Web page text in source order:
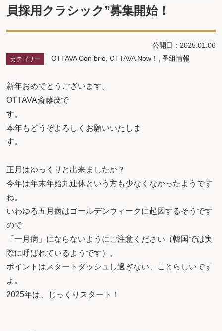
員採用クラシック”募集開始！
公開日：2025.01.06
カテゴリー OTTAVA Con brio ,OTTAVA Now！ ,番組情報
新年おめでとうございます。
OTTAVA斎藤茂で
す
本年もどうぞよろしくお願いいたしま
す
正月はゆっくりと出来ましたか？
今年は年末年始九連休という方も少なくなかったようです
ね。
いわゆる五月病はゴールデンウィークに起因するそうです
ので
「一月病」にならないようにご注意ください（韓国では実
際に呼ばれているようです）。
ポイントはスタートダッシュし過ぎない、ことらしいです
よ。
2025年は、じっくりスタート！